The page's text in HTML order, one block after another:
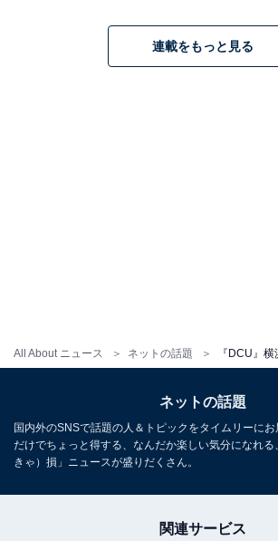
All About ニュース ネットの話題
連載をもっと見る
ネットの話題
国内外のSNSで話題の人＆トピックをタイムリーに
だけでちょっと得する、なんだか楽しい気分になれ
きゃ）損」ニュースが盛りだくさん。
関連サービス